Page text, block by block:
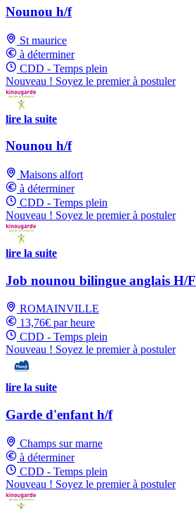
Nounou h/f
St maurice
à déterminer
CDD - Temps plein
Nouveau ! Soyez le premier à postuler
lire la suite
Nounou h/f
Maisons alfort
à déterminer
CDD - Temps plein
Nouveau ! Soyez le premier à postuler
lire la suite
Job nounou bilingue anglais H/F
ROMAINVILLE
13,76€ par heure
CDD - Temps plein
Nouveau ! Soyez le premier à postuler
lire la suite
Garde d'enfant h/f
Champs sur marne
à déterminer
CDD - Temps plein
Nouveau ! Soyez le premier à postuler